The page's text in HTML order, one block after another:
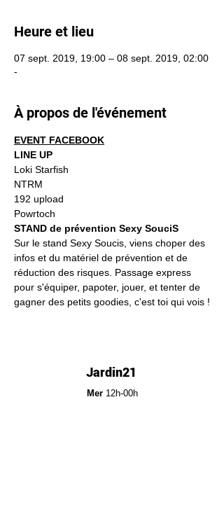
Heure et lieu
07 sept. 2019, 19:00 – 08 sept. 2019, 02:00
-
À propos de l'événement
EVENT FACEBOOK
LINE UP
Loki Starfish
NTRM
192 upload
Powrtoch
STAND de prévention Sexy SouciS
Sur le stand Sexy Soucis, viens choper des
infos et du matériel de prévention et de
réduction des risques. Passage express
pour s'équiper, papoter, jouer, et tenter de
gagner des petits goodies, c'est toi qui vois !
Jardin21
Mer12h-00h